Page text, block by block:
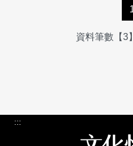
資料筆數【3
:::